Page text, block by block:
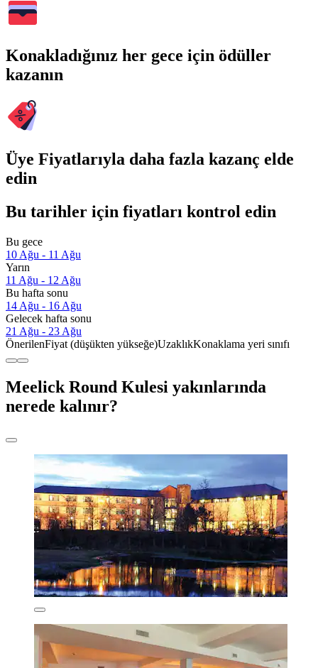
Konakladığınız her gece için ödüller
kazanın
Üye Fiyatlarıyla daha fazla kazanç elde
edin
Bu tarihler için fiyatları kontrol edin
Bu gece
10 Ağu - 11 Ağu
Yarın
11 Ağu - 12 Ağu
Bu hafta sonu
14 Ağu - 16 Ağu
Gelecek hafta sonu
21 Ağu - 23 Ağu
ÖnerilenFiyat (düşükten yükseğe)UzaklıkKonaklama yeri sınıfı
Meelick Round Kulesi yakınlarında
nerede kalınır?